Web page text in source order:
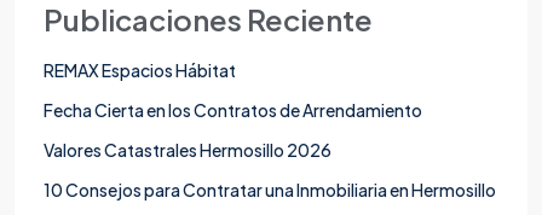
Publicaciones Reciente
REMAX Espacios Hábitat
Fecha Cierta en los Contratos de Arrendamiento
Valores Catastrales Hermosillo 2026
10 Consejos para Contratar una Inmobiliaria en Hermosillo